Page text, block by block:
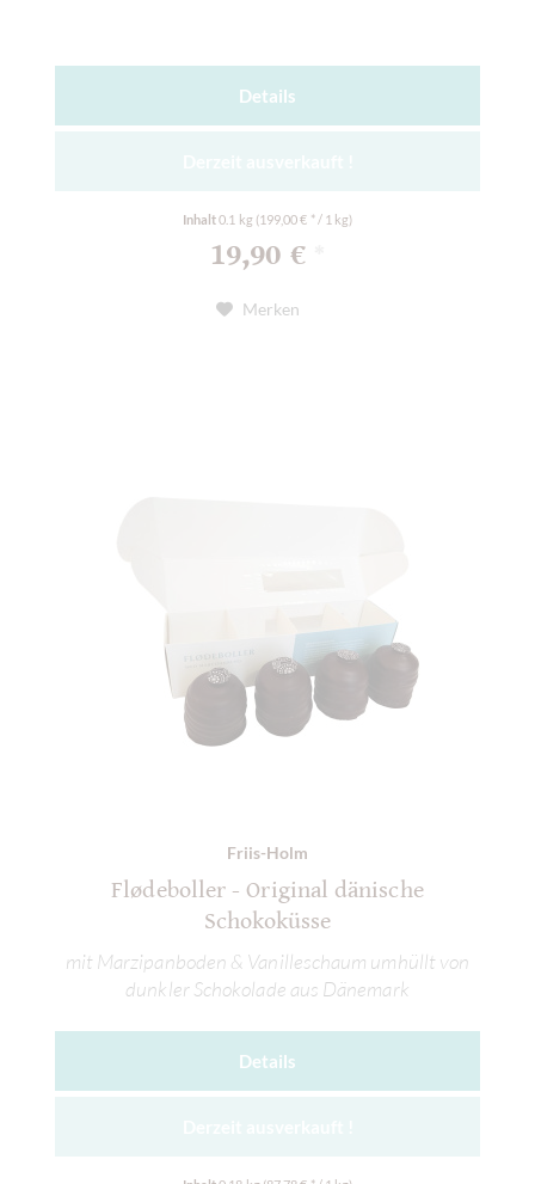
Details
Inhalt0.1 kg (199,00 € * / 1 kg)
19,90 €
Merken
Friis-Holm
Flødeboller - Original dänische
Schokoküsse
mit Marzipanboden & Vanilleschaum umhüllt von
dunkler Schokolade aus Dänemark
Details